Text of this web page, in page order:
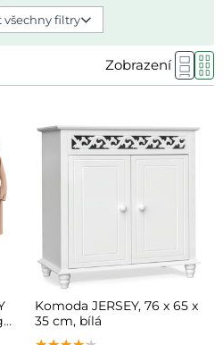
všechny filtry
Zobrazení
Komoda JERSEY, 76 x 65 x
35 cm, bílá